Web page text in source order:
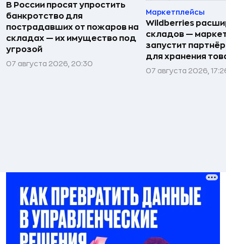
В России просят упростить
банкротство для
пострадавших от пожаров на
складах — их имущество под
угрозой
07 августа 2026, 20:30
Маркетплейсы
Wildberries
складов —
запустит
для хранения
07 августа 2026,